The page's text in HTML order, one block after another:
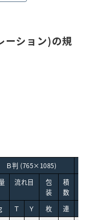
ーション)の規
Ｂ判 (765×1085)
流れ目
包
装
積
数
Ｔ Ｙ 枚 連